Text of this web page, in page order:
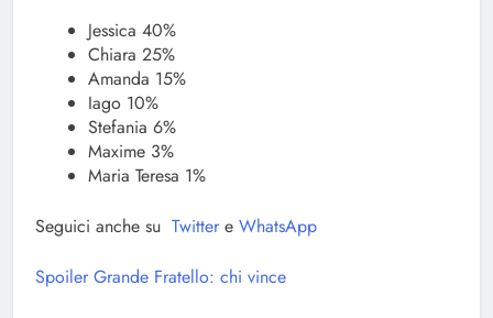
Jessica 40%
Chiara 25%
Amanda 15%
Iago 10%
Stefania 6%
Maxime 3%
Maria Teresa 1%
Seguici anche su Twitter e WhatsApp
Spoiler Grande Fratello: chi vince